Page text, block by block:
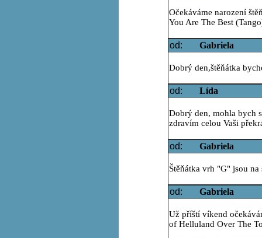
Očekáváme narození
You Are The Best
od: Gabriela
Dobrý den,štěňátka
od: Lída
Dobrý den, mohla bych
zdravím celou Vaši
od: Gabriela
Štěňátka vrh "G" jsou
od: Gabriela
Už příští víkend
of Helluland Over The